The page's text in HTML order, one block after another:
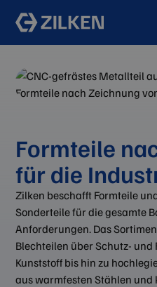
Formteile
für die
Zilken beschafft Formteile
Sonderteile für die gesamte
Anforderungen. Das
Blechteilen über Schutz- und
Kunststoff bis hin zu
aus warmfesten Stählen